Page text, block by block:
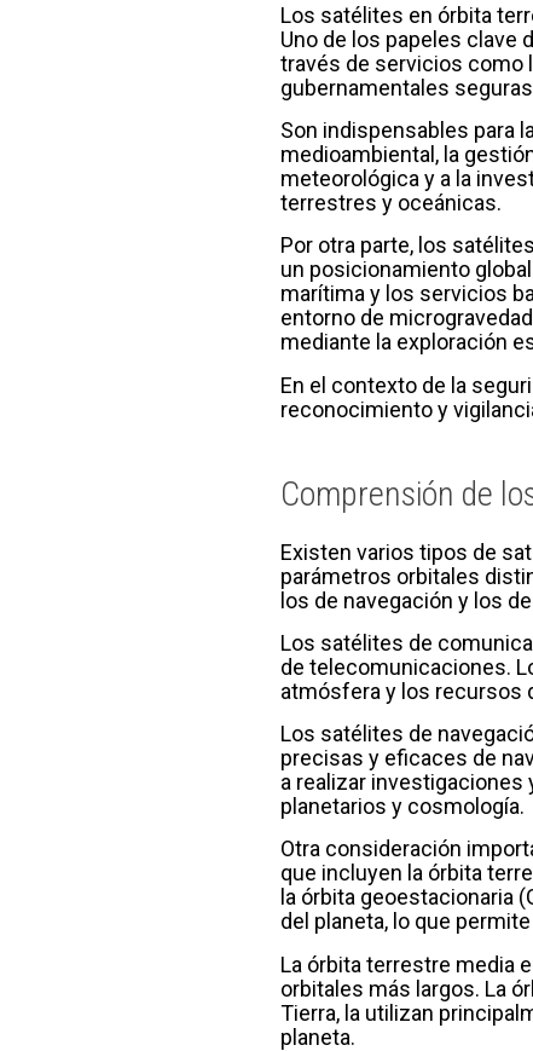
Los satélites en órbita
Uno de los papeles clave
través de servicios como
gubernamentales
Son indispensables para
medioambiental, la
meteorológica y a la
terrestres y oceánicas.
Por otra parte, los
un posicionamiento
marítima y los servicios
entorno de
mediante la exploración
En el contexto de la
reconocimiento y
Comprensión de
Existen varios tipos de
parámetros orbitales
los de navegación y los
Los satélites de
de telecomunicaciones.
atmósfera y los recursos
Los satélites de
precisas y eficaces de
a realizar
planetarios y cosmología.
Otra consideración
que incluyen la órbita
la órbita geoestacionaria
del planeta, lo que
La órbita terrestre media
orbitales más largos. La
Tierra, la utilizan
planeta.